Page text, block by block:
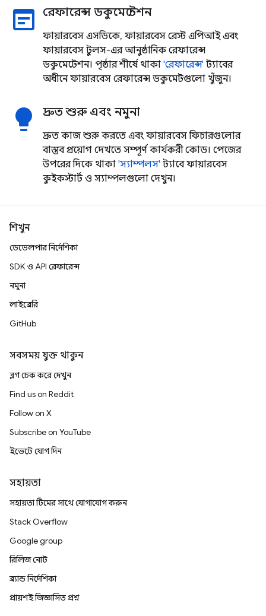
wysiwyg রেফারেন্স ডকুমেন্টেশন
ফায়ারবেস এসডিকে, ফায়ারবেস রেস্ট এপিআই এবং
ফায়ারবেস টুলস-এর আনুষ্ঠানিক রেফারেন্স
ডকুমেন্টেশন। পৃষ্ঠার শীর্ষে থাকা 'রেফারেন্স' ট্যাবের
অধীনে ফায়ারবেস রেফারেন্স ডকুমেন্টগুলো খুঁজুন।
lightbulb দ্রুত শুরু এবং নমুনা
দ্রুত কাজ শুরু করতে এবং ফায়ারবেস ফিচারগুলোর
বাস্তব প্রয়োগ দেখতে সম্পূর্ণ কার্যকরী কোড। পেজের
উপরের দিকে থাকা 'স্যাম্পলস' ট্যাবে ফায়ারবেস
কুইকস্টার্ট ও স্যাম্পলগুলো দেখুন।
শিখুন
ডেভেলপার নির্দেশিকা
SDK ও API রেফারেন্স
নমুনা
লাইব্রেরি
GitHub
সবসময় যুক্ত থাকুন
ব্লগ চেক করে দেখুন
Find us on Reddit
Follow on X
Subscribe on YouTube
ইভেন্টে যোগ দিন
সহায়তা
সহায়তা টিমের সাথে যোগাযোগ করুন
Stack Overflow
Google group
রিলিজ নোট
ব্র্যান্ড নির্দেশিকা
প্রায়শই জিজ্ঞাসিত প্রশ্ন